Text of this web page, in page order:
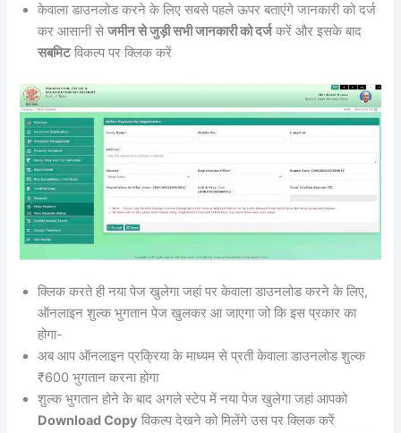
केवाला डाउनलोड करने के लिए सबसे पहले ऊपर बताएंगे जानकारी को दर्ज
कर आसानी सेजमीन से जुड़ी सभी जानकारी को दर्जकरें और इसके बाद
सबमिटविकल्प पर क्लिक करें
क्लिक करते ही नया पेज खुलेगा जहां पर केवाला डाउनलोड करने के लिए,
ऑनलाइन शुल्क भुगतान पेज खुलकर आ जाएगा जो कि इस प्रकार का
होगा-
अब आप ऑनलाइन प्रक्रिया के माध्यम से प्रती केवाला डाउनलोड शुल्क
₹600 भुगतान करना होगा
शुल्क भुगतान होने के बाद अगले स्टेप में नया पेज खुलेगा जहां आपको
Download Copy विकल्प देखने को मिलेंगे उस पर क्लिक करें